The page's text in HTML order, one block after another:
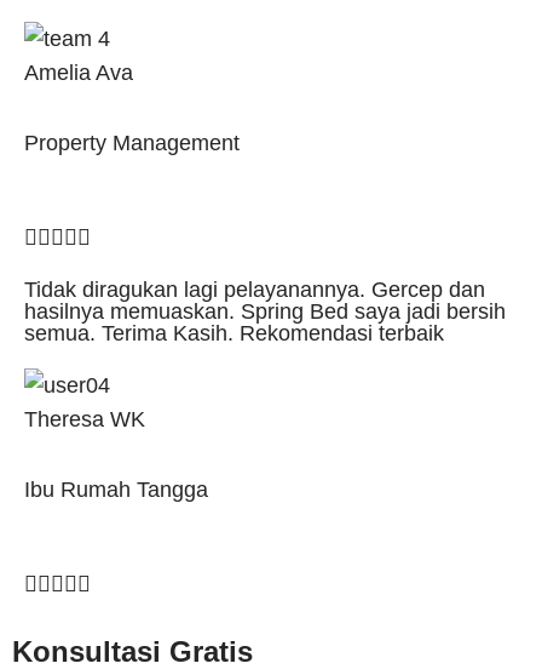
Amelia Ava
Property Management
    
Tidak diragukan lagi pelayanannya. Gercep dan
hasilnya memuaskan. Spring Bed saya jadi bersih
semua. Terima Kasih. Rekomendasi terbaik
Theresa WK
Ibu Rumah Tangga
    
Konsultasi Gratis